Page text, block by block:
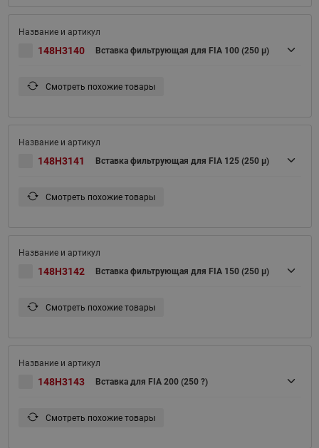
148H3140 Вставка фильтрующая для FIA 100 (250 μ)
Смотреть похожие товары
148H3141 Вставка фильтрующая для FIA 125 (250 μ)
Смотреть похожие товары
148H3142 Вставка фильтрующая для FIA 150 (250 μ)
Смотреть похожие товары
148H3143 Вставка для FIA 200 (250 ?)
Смотреть похожие товары